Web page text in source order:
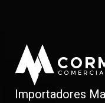
Importadores